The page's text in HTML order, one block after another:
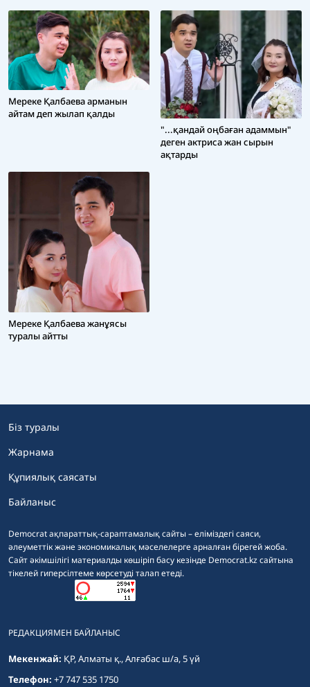
Мереке Қалбаева арманын
айтам деп жылап қалды
"...қандай оңбаған адаммын"
деген актриса жан сырын
ақтарды
Мереке Қалбаева жанұясы
туралы айтты
Democrat ақпараттық-сараптамалық сайты – еліміздегі саяси,
әлеуметтік және экономикалық мәселелерге арналған бірегей жоба.
Сайт әкімшілігі материалды көшіріп басу кезінде Democrat.kz сайтына
тікелей гиперсілтеме көрсетуді талап етеді.
Біз туралы
Жарнама
Құпиялық саясаты
Байланыс
РЕДАКЦИЯМЕН БАЙЛАНЫС
Мекенжай: ҚР, Алматы қ., Алғабас ш/а, 5 үй
Телефон: +7 747 535 1750